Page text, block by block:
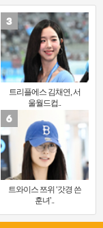
트리플에스 김채연, 서
울월드컵..
트와이스 쯔위 ‘갓경 쓴
훈녀’..